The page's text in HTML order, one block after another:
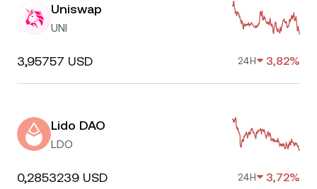
Uniswap
UNI
3,95757 USD 24H 3,82%
Lido DAO
LDO
0,2853239 USD 24H 3,72%